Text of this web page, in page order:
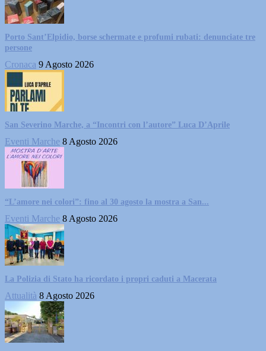
Porto Sant’Elpidio, borse schermate e profumi rubati: denunciate tre
persone
Cronaca 9 Agosto 2026
San Severino Marche, a “Incontri con l’autore” Luca D’Aprile
Eventi Marche 8 Agosto 2026
“L’amore nei colori”: fino al 30 agosto la mostra a San...
Eventi Marche 8 Agosto 2026
La Polizia di Stato ha ricordato i propri caduti a Macerata
Attualità 8 Agosto 2026